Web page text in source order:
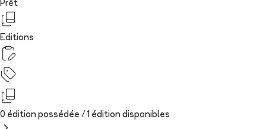
Prêt
Editions
0 édition possédée / 1 édition disponibles